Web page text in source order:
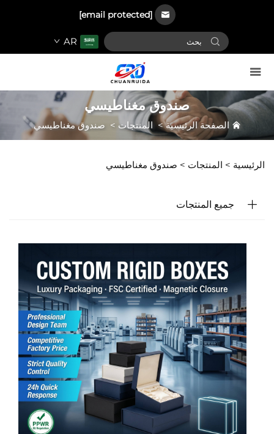
[email protected]
AR
صندوق مغناطيسي
الصفحة الرئيسية> المنتجات > صندوق مغناطيسي
الرئيسية > المنتجات > صندوق مغناطيسي
جميع المنتجات